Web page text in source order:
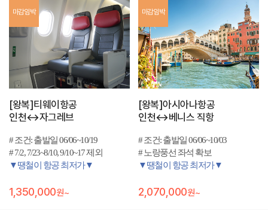
마감임박
[왕복]티웨이항공
인천↔자그레브
# 조건: 출발일 06/06~10/19
# 7/2, 7/23~8/10, 9/10~17 제외
▼땡철이 항공 최저가▼
1,350,000원~
마감임박
[왕복]아시아나항공
인천↔베니스 직항
# 조건: 출발일 06/06~10/03
# 노랑풍선 좌석 확보
▼땡철이 항공 최저가▼
2,070,000원~